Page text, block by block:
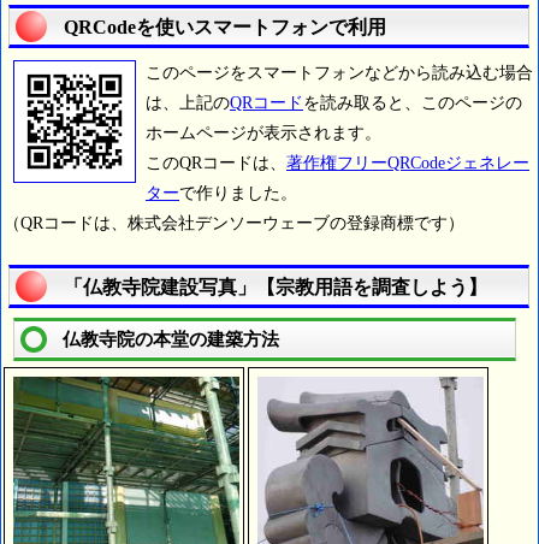
QRCodeを使いスマートフォンで利用
このページをスマートフォンなどから読み込む場合
は、上記のQRコード を読み取ると、このページの
ホームページが表示されます。
このQRコードは、 著作権フリーQRCodeジェネレー
ターで作りました。
（QRコードは、株式会社デンソーウェーブの登録商標です）
「仏教寺院建設写真」【宗教用語を調査しよう】
仏教寺院の本堂の建築方法